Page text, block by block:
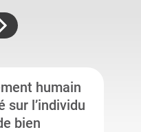
humain
sur l’individu
bien